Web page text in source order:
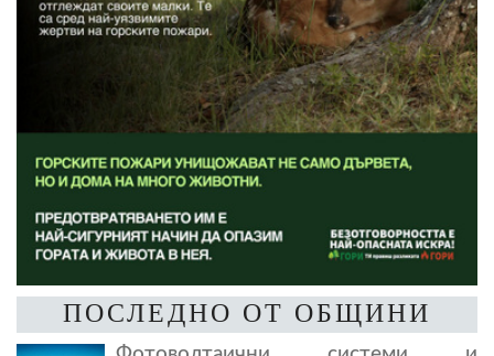
ПОСЛЕДНО ОТ ОБЩИНИ